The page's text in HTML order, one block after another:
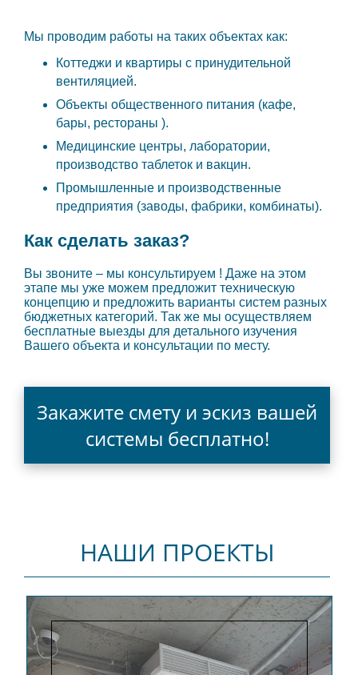
Мы проводим работы на таких объектах как:
Коттеджи и квартиры с принудительной
вентиляцией.
Объекты общественного питания (кафе,
бары, рестораны ).
Медицинские центры, лаборатории,
производство таблеток и вакцин.
Промышленные и производственные
предприятия (заводы, фабрики, комбинаты).
Как сделать заказ?
Вы звоните – мы консультируем ! Даже на этом
этапе мы уже можем предложит техническую
концепцию и предложить варианты систем разных
бюджетных категорий. Так же мы осуществляем
бесплатные выезды для детального изучения
Вашего объекта и консультации по месту.
Закажите смету и эскиз вашей
системы бесплатно!
НАШИ ПРОЕКТЫ